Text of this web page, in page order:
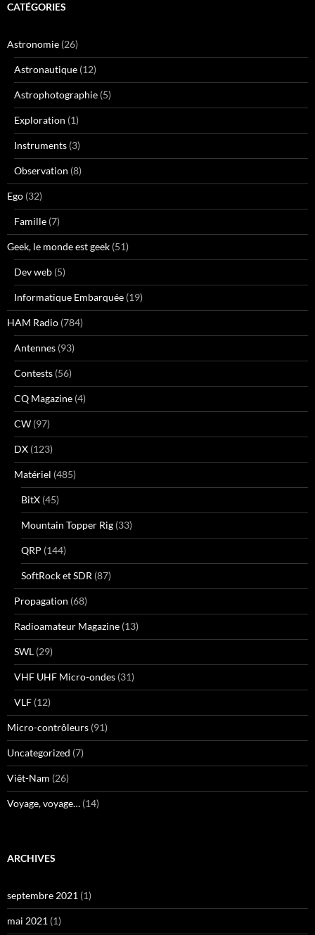
CATÉGORIES
Astronomie (26)
Astronautique (12)
Astrophotographie (5)
Exploration (1)
Instruments (3)
Observation (8)
Ego (32)
Famille (7)
Geek, le monde est geek (51)
Dev web (5)
Informatique Embarquée (19)
HAM Radio (784)
Antennes (93)
Contests (56)
CQ Magazine (4)
CW (97)
DX (123)
Matériel (485)
BitX (45)
Mountain Topper Rig (33)
QRP (144)
SoftRock et SDR (87)
Propagation (68)
Radioamateur Magazine (13)
SWL (29)
VHF UHF Micro-ondes (31)
VLF (12)
Micro-contrôleurs (91)
Uncategorized (7)
Viêt-Nam (26)
Voyage, voyage… (14)
ARCHIVES
septembre 2021 (1)
mai 2021 (1)